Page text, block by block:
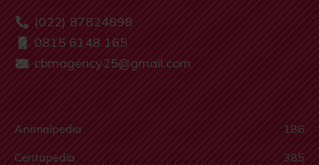
(022) 87824898
0815 6148 165
cbmagency25@gmail.com
Animalpedia
186
Ceritapedia
385